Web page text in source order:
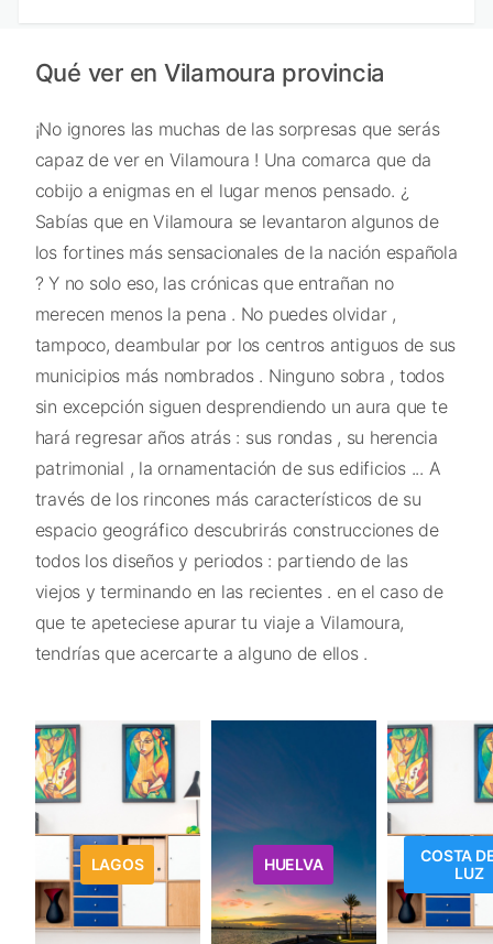
Qué ver en Vilamoura provincia
¡No ignores las muchas de las sorpresas que serás
capaz de ver en Vilamoura ! Una comarca que da
cobijo a enigmas en el lugar menos pensado. ¿
Sabías que en Vilamoura se levantaron algunos de
los fortines más sensacionales de la nación española
? Y no solo eso, las crónicas que entrañan no
merecen menos la pena . No puedes olvidar ,
tampoco, deambular por los centros antiguos de sus
municipios más nombrados . Ninguno sobra , todos
sin excepción siguen desprendiendo un aura que te
hará regresar años atrás : sus rondas , su herencia
patrimonial , la ornamentación de sus edificios ... A
través de los rincones más característicos de su
espacio geográfico descubrirás construcciones de
todos los diseños y periodos : partiendo de las
viejos y terminando en las recientes . en el caso de
que te apeteciese apurar tu viaje a Vilamoura,
tendrías que acercarte a alguno de ellos .
LAGOS HUELVA
COSTA
LUZ